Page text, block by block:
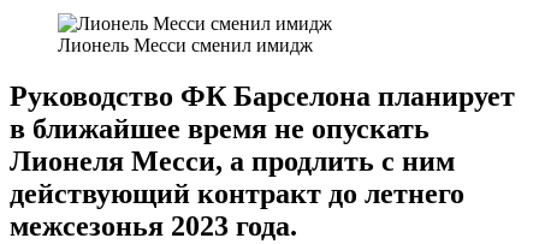
Лионель Месси сменил имидж
Руководство ФК Барселона планирует
в ближайшее время не опускать
Лионеля Месси, а продлить с ним
действующий контракт до летнего
межсезонья 2023 года.